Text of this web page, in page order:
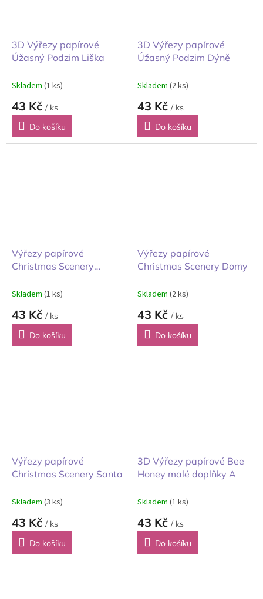
3D Výřezy papírové
Úžasný Podzim Liška
Skladem (1 ks)
43 Kč / ks
Do košíku
3D Výřezy papírové
Úžasný Podzim Dýně
Skladem (2 ks)
43 Kč / ks
Do košíku
Výřezy papírové
Christmas Scenery
Skladem (1 ks)
43 Kč / ks
Do košíku
Výřezy papírové
Christmas Scenery Domy
Skladem (2 ks)
43 Kč / ks
Do košíku
Výřezy papírové
Christmas Scenery Santa
Skladem (3 ks)
43 Kč / ks
Do košíku
3D Výřezy papírové Bee
Honey malé doplňky A
Skladem (1 ks)
43 Kč / ks
Do košíku